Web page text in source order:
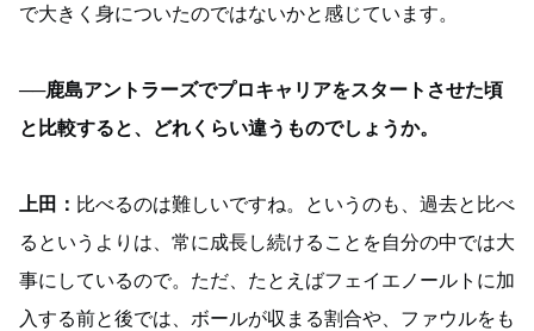
で大きく身についたのではないかと感じています。
──鹿島アントラーズでプロキャリアをスタートさせた頃
と比較すると、どれくらい違うものでしょうか。
上田： 比べるのは難しいですね。というのも、過去と比べ
るというよりは、常に成長し続けることを自分の中では大
事にしているので。ただ、たとえばフェイエノールトに加
入する前と後では、ボールが収まる割合や、ファウルをも